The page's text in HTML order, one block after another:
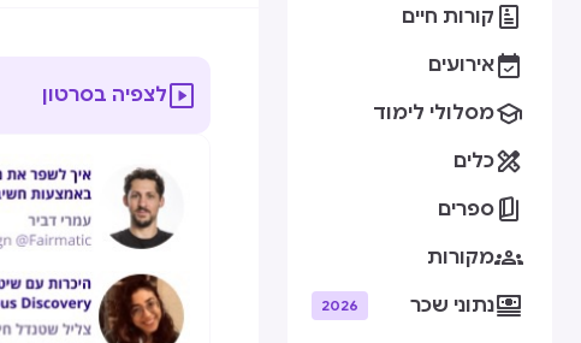
 קורות חיים
אירועים
מסלולי לימוד
כלים
 ספרים
מקורות
נתוני שכר 2026
לצפיה בסרטון